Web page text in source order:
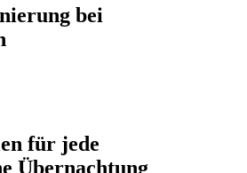
bei
für jede
Übernachtung